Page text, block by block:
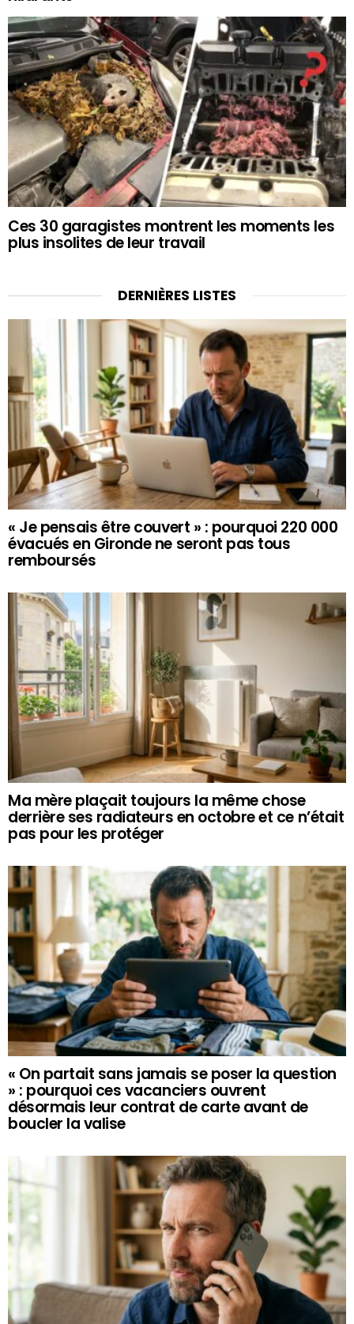
Ces 30 garagistes montrent les moments les
plus insolites de leur travail
DERNIÈRES LISTES
« Je pensais être couvert » : pourquoi 220 000
évacués en Gironde ne seront pas tous
remboursés
Ma mère plaçait toujours la même chose
derrière ses radiateurs en octobre et ce n’était
pas pour les protéger
« On partait sans jamais se poser la question
» : pourquoi ces vacanciers ouvrent
désormais leur contrat de carte avant de
boucler la valise